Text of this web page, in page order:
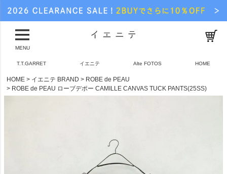
MENU
T.T.GARRET イエニテ Alte FOTOS HOME
HOME イエニテ BRAND
ROBE de PEAU
ROBE de PEAU ローブデポー CAMILLE CANVAS TUCK PANTS(25SS)